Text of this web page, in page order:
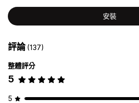
安裝
評論(137)
整體評分
5
5